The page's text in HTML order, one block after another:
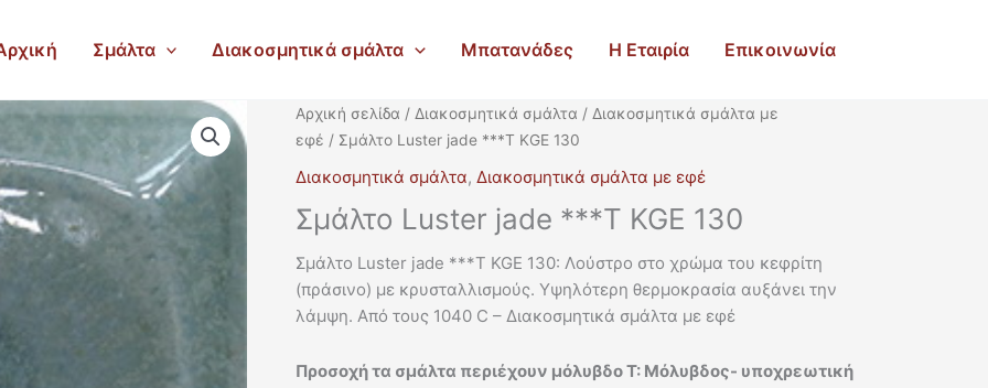
Σμάλτα Διακοσμητικά σμάλτα Μπατανάδες Η Εταιρία Επικοινωνία
Αρχική σελίδα / Διακοσμητικά σμάλτα / Διακοσμητικά σμάλτα με
εφέ / Σμάλτο Luster jade ***T KGE 130
Διακοσμητικά σμάλτα, Διακοσμητικά σμάλτα με εφέ
Σμάλτο Luster jade ***T KGE 130
Σμάλτο Luster jade ***T KGE 130: Λούστρο στο χρώμα του κεφρίτη
(πράσινο) με κρυσταλλισμούς. Υψηλότερη θερμοκρασία αυξάνει την
λάμψη. Από τους 1040 C – Διακοσμητικά σμάλτα με εφέ
Προσοχή τα σμάλτα περιέχουν μόλυβδο T: Μόλυβδος- υποχρεωτική